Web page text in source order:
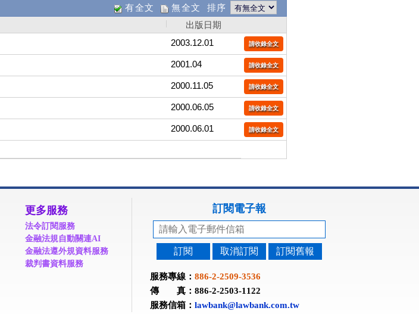
有全文 無全文 排序
出版日期
2003.12.01 請收錄全文
2001.04 請收錄全文
2000.11.05 請收錄全文
2000.06.05 請收錄全文
2000.06.01 請收錄全文
更多服務
法令訂閱服務
金融法規自動關連AI
金融法遵外規資料服務
裁判書資料服務
訂閱電子報
訂閱 取消訂閱 訂閱舊報
服務專線： 886-2-2509-3536
傳 真：886-2-2503-1122
服務信箱： lawbank@lawbank.com.tw